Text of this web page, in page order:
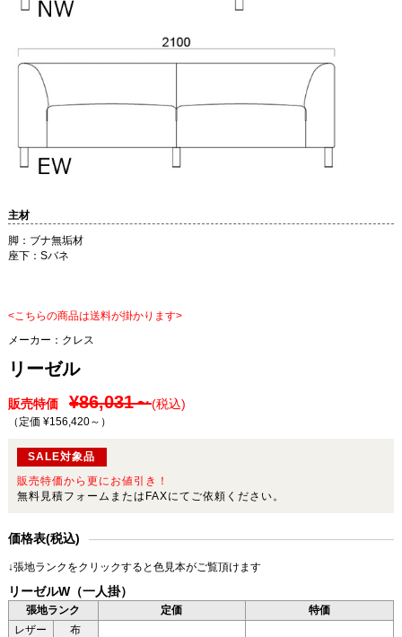
主材
脚：ブナ無垢材
座下：Sバネ
<こちらの商品は送料が掛かります>
メーカー： クレス
リーゼル
販売特価 ¥86,031～(税込)
（定価 ¥156,420～ ）
SALE対象品
販売特価から更にお値引き！
無料見積フォームまたはFAXにてご依頼ください。
価格表(税込)
↓張地ランクをクリックすると色見本がご覧頂けます
リーゼルW（一人掛）
張地ランク 定価
特価
レザー
布